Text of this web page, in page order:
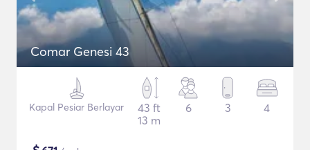
Comar Genesi 43
Kapal Pesiar Berlayar
43 ft
13 m
6 3 4